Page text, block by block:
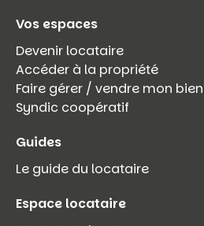
Vos espaces
Devenir locataire
Accéder à la propriété
Faire gérer / vendre mon bien
Syndic coopératif
Guides
Le guide du locataire
Espace locataire